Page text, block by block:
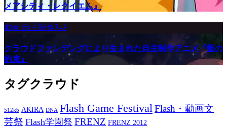
メアシティ・レクイエム』
動画 自主制作ｱﾆﾒ
クラウドファンデングにより生まれた自主制作アニメ『藍の
約束』
タグクラウド
512kb AKIRA DNA Flash Game FestivalFlash・動画文
芸祭 Flash学園祭 FRENZ FRENZ 2012